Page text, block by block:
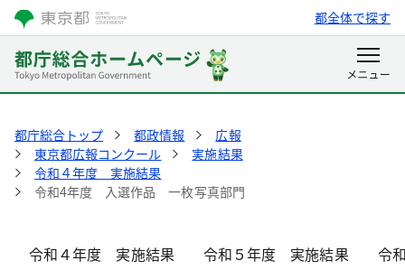
都全体で探す
都庁総合トップ 都政情報
広報
東京都広報コンクール
実施結果
令和４年度 実施結果
令和4年度 入選作品 一枚写真部門
令和４年度 実施結果 令和５年度 実施結果 令